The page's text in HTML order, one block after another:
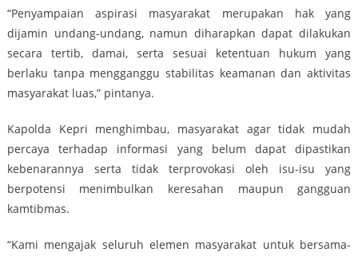
“Penyampaian aspirasi masyarakat merupakan hak yang
dijamin undang-undang, namun diharapkan dapat dilakukan
secara tertib, damai, serta sesuai ketentuan hukum yang
berlaku tanpa mengganggu stabilitas keamanan dan aktivitas
masyarakat luas,” pintanya.
Kapolda Kepri menghimbau, masyarakat agar tidak mudah
percaya terhadap informasi yang belum dapat dipastikan
kebenarannya serta tidak terprovokasi oleh isu-isu yang
berpotensi menimbulkan keresahan maupun gangguan
kamtibmas.
“Kami mengajak seluruh elemen masyarakat untuk bersama-